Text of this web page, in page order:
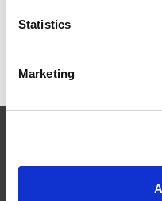
Statistics
Marketing
ICAM 25：涡轮
在航空航天、汽车、能源和